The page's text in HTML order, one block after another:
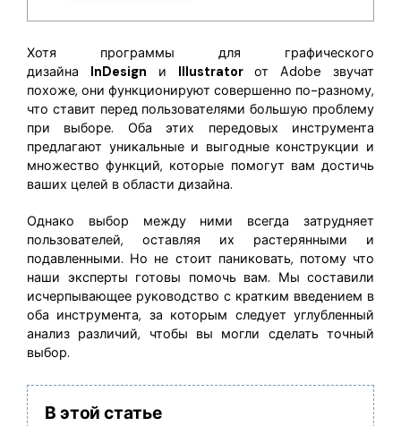
Новый PDFelement 12умнее, быстрее,
проще
PDFelement делает работу с PDF еще удобнее.
Скачать бесплатно
Скрыть фрагменты PDF
Извлечение данных из PDF
Защита PDF паролем
Поделиться PDF
Комплексные решения
Преподавание
IT-служба
Юриспруденция
Здравоохранение
Правительство
Сообщество ВКонтакте
Канал Яндекс Дзен
Хотя программы для графического
дизайна
InDesign и Illustrator
от Adobe звучат
похоже, они функционируют совершенно по-разному,
что ставит перед пользователями большую проблему
при выборе. Оба этих передовых инструмента
предлагают уникальные и выгодные конструкции и
множество функций, которые помогут вам достичь
ваших целей в области дизайна.
Однако выбор между ними всегда затрудняет
пользователей, оставляя их растерянными и
подавленными. Но не стоит паниковать, потому что
наши эксперты готовы помочь вам. Мы составили
исчерпывающее руководство с кратким введением в
оба инструмента, за которым следует углубленный
анализ различий, чтобы вы могли сделать точный
выбор.
В этой статье